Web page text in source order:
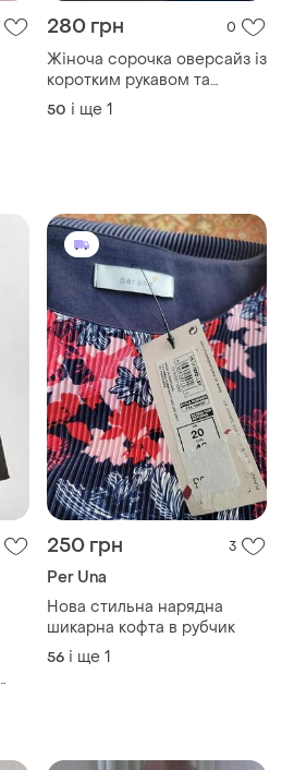
280 грн 0
Жіноча сорочка оверсайз із
коротким рукавом та
яскравим великим
квітковим принтом
50 і ще 1
250 грн 3
Per Una
Нова стильна нарядна
шикарна кофта в рубчик
56 і ще 1